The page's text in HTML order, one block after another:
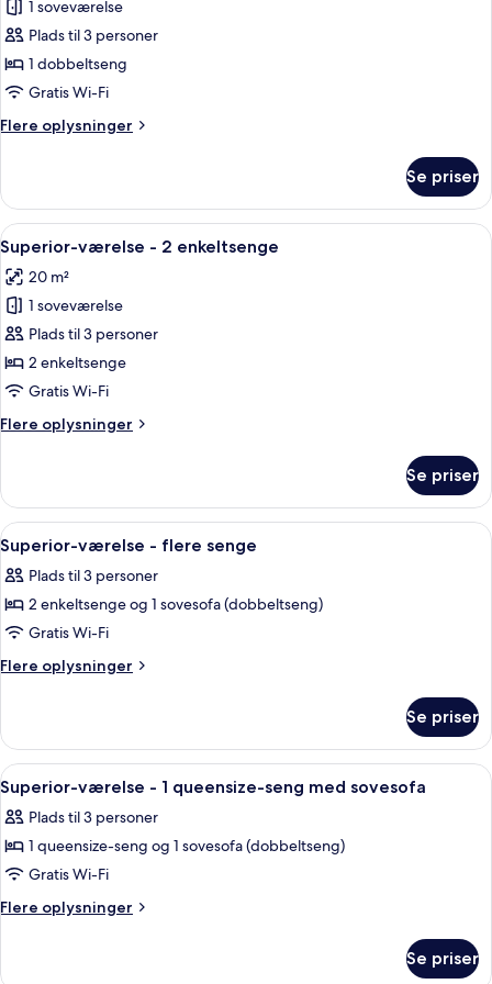
af
Superior-
dobbeltværelse
-
dobbeltseng
1 soveværelse
Plads til 3 personer
1 dobbeltseng
Gratis Wi-Fi
Flere oplysninger
Flere
dobbeltværelse
1
dobbeltseng
Se priser
Indlæs
alle
billeder
af
Superior-
værelse
-
enkeltsenge
Et hotelværelse med to senge, et
12
Superior-værelse - 2 enkeltsenge
20 m²
1 soveværelse
Plads til 3 personer
2 enkeltsenge
Gratis Wi-Fi
Flere oplysninger
Flere
værelse
2
enkeltsenge
Se priser
Indlæs
alle
billeder
af
Superior-
værelse
senge
Et hotelværelse med to senge, et
9
Superior-værelse - flere senge
Plads til 3 personer
2 enkeltsenge og 1 sovesofa (dobbeltseng)
Gratis Wi-Fi
Flere oplysninger
Flere
værelse
flere
senge
Se priser
Indlæs
alle
billeder
af
Superior-
værelse
queensize-
Et hotelværelse med to senge, et
10
Superior-værelse - 1 queensize-seng med sovesofa
Plads til 3 personer
1 queensize-seng og 1 sovesofa (dobbeltseng)
Gratis Wi-Fi
Flere oplysninger
Flere
Se priser